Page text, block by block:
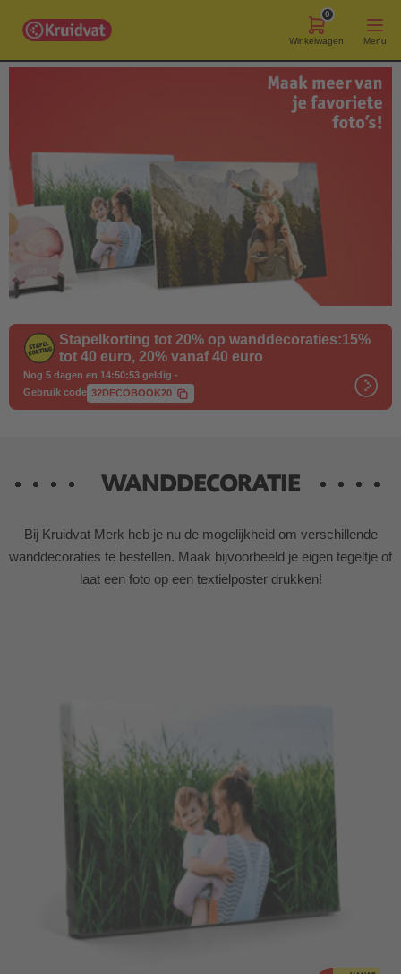
0
Winkelwagen Menu
Stapelkorting tot 20% op wanddecoraties:15%
tot 40 euro, 20% vanaf 40 euro
Nog 5 dagen en 14:50:51 geldig -
Gebruik code 32DECOBOOK20
WANDDECORATIE
Bij Kruidvat Merk heb je nu de mogelijkheid om verschillende
wanddecoraties te bestellen. Maak bijvoorbeeld je eigen tegeltje of
laat een foto op een textielposter drukken!